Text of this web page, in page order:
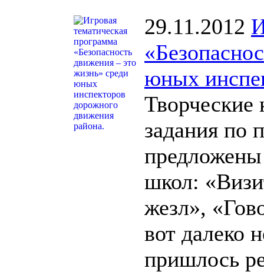
29.11.2012
юных
Творческие
задания по
предложены
школ:
жезл»,
вот далеко
пришлось